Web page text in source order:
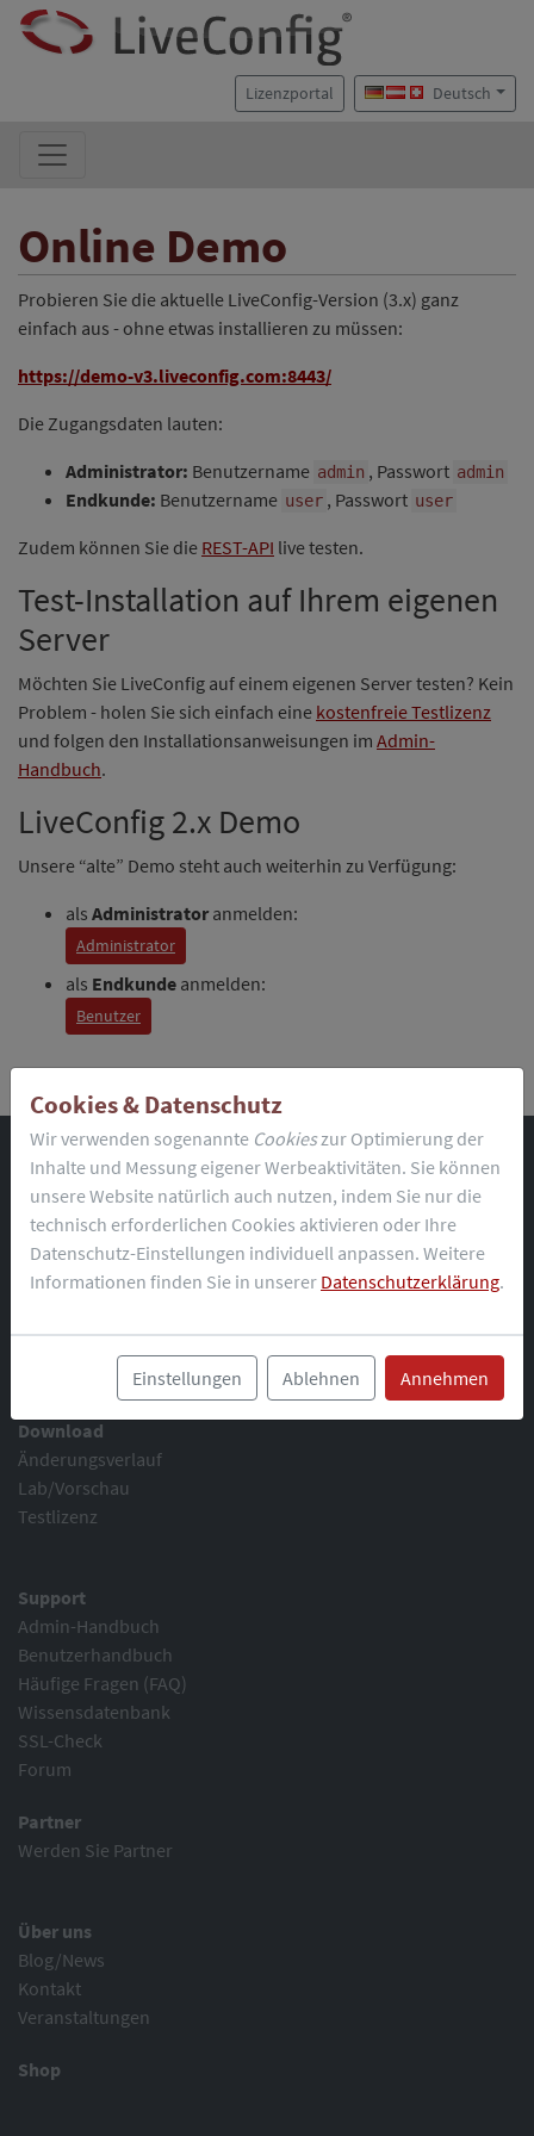
Lizenzportal Deutsch
Online Demo
Probieren Sie die aktuelle LiveConfig-Version (3.x) ganz
einfach aus - ohne etwas installieren zu müssen:
https://demo-v3.liveconfig.com:8443/
Die Zugangsdaten lauten:
Administrator: Benutzername admin , Passwort admin
Endkunde: Benutzername user , Passwort user
Zudem können Sie die REST-API live testen.
Test-Installation auf Ihrem eigenen
Server
Möchten Sie LiveConfig auf einem eigenen Server testen? Kein
Problem - holen Sie sich einfach eine kostenfreie Testlizenz
und folgen den Installationsanweisungen im Admin-
Handbuch.
LiveConfig 2.x Demo
Unsere “alte” Demo steht auch weiterhin zu Verfügung:
als Administratoranmelden:
Administrator
als Endkunde anmelden:
Benutzer
Startseite
Download
Änderungsverlauf
Lab/Vorschau
Testlizenz
Support
Admin-Handbuch
Benutzerhandbuch
Häufige Fragen (FAQ)
Wissensdatenbank
SSL-Check
Forum
Partner
Werden Sie Partner
Über uns
Blog/News
Kontakt
Veranstaltungen
Shop
Cookies & Datenschutz
Wir verwenden sogenannte Cookieszur Optimierung der
Inhalte und Messung eigener Werbeaktivitäten. Sie können
unsere Website natürlich auch nutzen, indem Sie nur die
technisch erforderlichen Cookies aktivieren oder Ihre
Datenschutz-Einstellungen individuell anpassen. Weitere
Informationen finden Sie in unserer Datenschutzerklärung.
Einstellungen Ablehnen Annehmen